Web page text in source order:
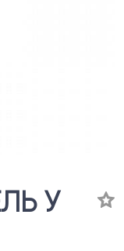
У